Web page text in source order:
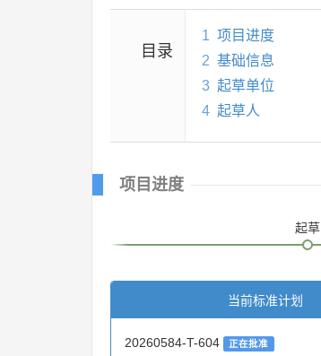
目录
1 项目进度
2 基础信息
3 起草单位
4 起草人
项目进度
起草
当前标准计划
20260584-T-604 正在批准